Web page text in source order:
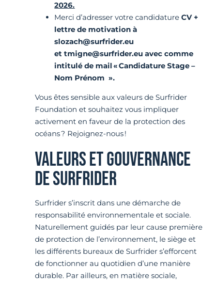
2026.
Merci d’adresser votre candidature CV +
lettre de motivation à
slozach@surfrider.eu
ettmigne@surfrider.eu avec comme
intitulé de mail « Candidature Stage –
Nom Prénom ».
Vous êtes sensible aux valeurs de Surfrider
Foundation et souhaitez vous impliquer
activement en faveur de la protection des
océans ? Rejoignez-nous !
VALEURS ET GOUVERNANCE
DE SURFRIDER
Surfrider s’inscrit dans une démarche de
responsabilité environnementale et sociale.
Naturellement guidés par leur cause première
de protection de l’environnement, le siège et
les différents bureaux de Surfrider s’efforcent
de fonctionner au quotidien d’une manière
durable. Par ailleurs, en matière sociale,